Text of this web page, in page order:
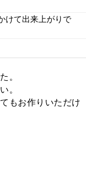
けて出来上がりで
。
。
もお作りいただけ